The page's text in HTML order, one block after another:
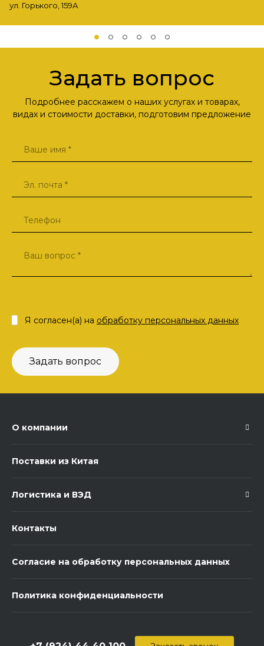
ул. Горького, 159А
Задать вопрос
Подробнее расскажем о наших услугах и товарах,
видах и стоимости доставки, подготовим предложение
Задать вопрос
Я согласен(а) на обработку персональных данных
О компании
Поставки из Китая
Логистика и ВЭД
Контакты
Согласие на обработку персональных данных
Политика конфиденциальности